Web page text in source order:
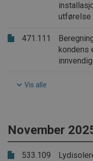
utførelse
471.111
kondens
Vis alle
November
533.109